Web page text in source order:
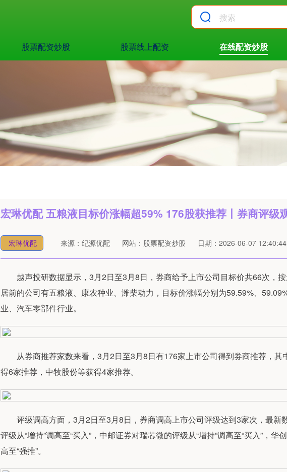
股票配资炒股 股票线上配资 在线配资炒股
宏琳优配 五粮液目标价涨幅超59% 176股获推荐丨券商评级
宏琳优配 来源：纪源优配 网站：股票配资炒股 日期：2026-06-07 12:40:44
越声投研数据显示，3月2日至3月8日，券商给予上市公司目标价共66次，按
居前的公司有五粮液、康农种业、潍柴动力，目标价涨幅分别为59.59%、
业、汽车零部件行业。
从券商推荐家数来看，3月2日至3月8日有176家上市公司得到券商推荐，其
得6家推荐，中牧股份等获得4家推荐。
评级调高方面，3月2日至3月8日，券商调高上市公司评级达到3家次，最新
评级从“增持”调高至“买入”，中邮证券对瑞芯微的评级从“增持”调高至“买入”，华
高至“强推”。